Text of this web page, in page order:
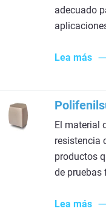
adecuado
Lea más
El material
resistencia
productos
de pruebas
Lea más